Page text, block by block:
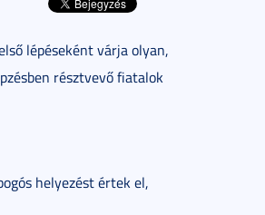
lépéseként várja olyan,
résztvevő fiatalok
helyezést értek el,